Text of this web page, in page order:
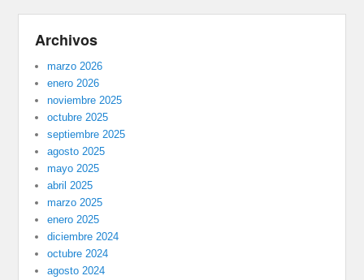
Archivos
marzo 2026
enero 2026
noviembre 2025
octubre 2025
septiembre 2025
agosto 2025
mayo 2025
abril 2025
marzo 2025
enero 2025
diciembre 2024
octubre 2024
agosto 2024